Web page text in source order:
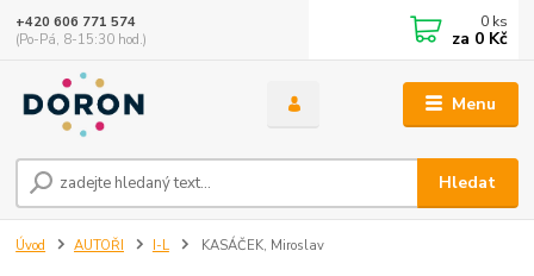
Menu
Hledat
+420 606 771 574
(Po-Pá, 8-15:30 hod.)
0 ks
za 0 Kč
Úvod AUTOŘI I-L KASÁČEK, Miroslav